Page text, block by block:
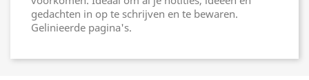
gedachten in op te schrijven en te bewaren.
Gelinieerde pagina's.